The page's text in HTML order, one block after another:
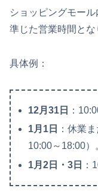
ショッピングモー
準じた営業時間とな
具体例：
12月31日
：
1月1日
：休業
10:00～18:00）
1月2日・3日
：